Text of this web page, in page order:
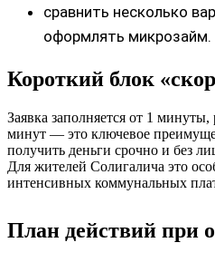
сравнить несколько
оформлять микрозайм.
Короткий блок
Заявка заполняется от 1
минут — это ключевое
получить деньги срочно и без
Для жителей Солигалича это
интенсивных коммунальных
План действий при